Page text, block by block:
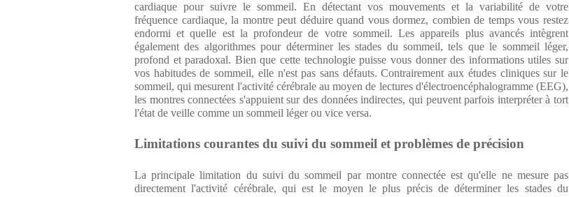
cardiaque pour suivre le sommeil. En détectant vos mouvements et la variabilité de votre
fréquence cardiaque, la montre peut déduire quand vous dormez, combien de temps vous restez
endormi et quelle est la profondeur de votre sommeil. Les appareils plus avancés intègrent
également des algorithmes pour déterminer les stades du sommeil, tels que le sommeil léger,
profond et paradoxal. Bien que cette technologie puisse vous donner des informations utiles sur
vos habitudes de sommeil, elle n'est pas sans défauts. Contrairement aux études cliniques sur le
sommeil, qui mesurent l'activité cérébrale au moyen de lectures d'électroencéphalogramme (EEG),
les montres connectées s'appuient sur des données indirectes, qui peuvent parfois interpréter à tort
l'état de veille comme un sommeil léger ou vice versa.
Limitations courantes du suivi du sommeil et problèmes de précision
La principale limitation du suivi du sommeil par montre connectée est qu'elle ne mesure pas
directement l'activité cérébrale, qui est le moyen le plus précis de déterminer les stades du